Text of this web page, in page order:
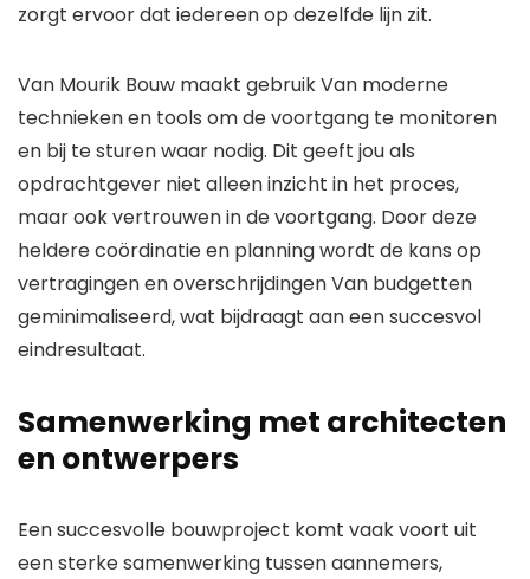
zorgt ervoor dat iedereen op dezelfde lijn zit.
Van Mourik Bouw maakt gebruik Van moderne
technieken en tools om de voortgang te monitoren
en bij te sturen waar nodig. Dit geeft jou als
opdrachtgever niet alleen inzicht in het proces,
maar ook vertrouwen in de voortgang. Door deze
heldere coördinatie en planning wordt de kans op
vertragingen en overschrijdingen Van budgetten
geminimaliseerd, wat bijdraagt aan een succesvol
eindresultaat.
Samenwerking met architecten
en ontwerpers
Een succesvolle bouwproject komt vaak voort uit
een sterke samenwerking tussen aannemers,